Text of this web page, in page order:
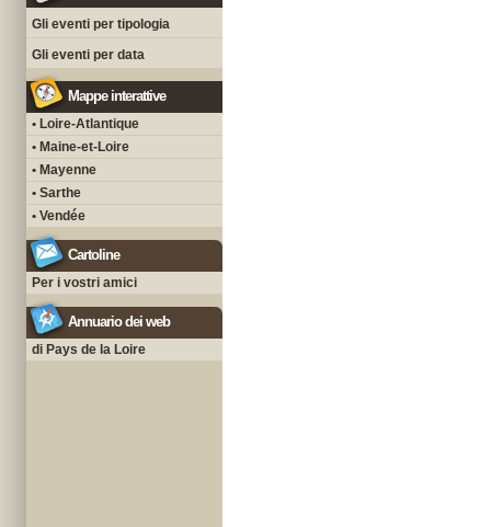
Gli eventi per tipologia
Gli eventi per data
Mappe interattive
• Loire-Atlantique
• Maine-et-Loire
• Mayenne
• Sarthe
• Vendée
Cartoline
Per i vostri amici
Annuario dei web
di Pays de la Loire